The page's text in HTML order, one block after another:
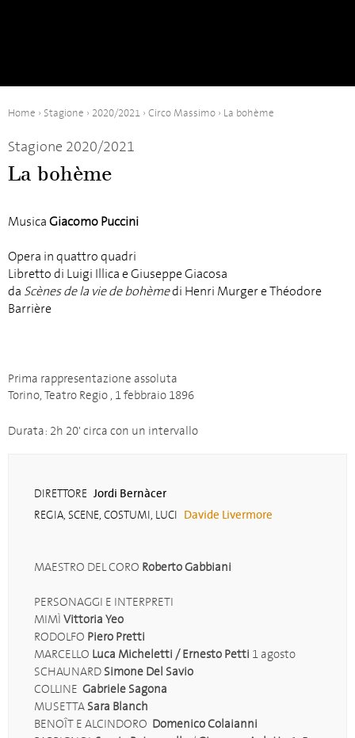
Home › Stagione › 2020/2021 › Circo Massimo › La bohème
Stagione 2020/2021
La bohème
MusicaGiacomo Puccini
Opera in quattro quadri
Libretto di Luigi Illica e Giuseppe Giacosa
da Scènes de la vie de bohèmedi Henri Murger e Théodore
Barrière
Prima rappresentazione assoluta
Torino, Teatro Regio , 1 febbraio 1896
Durata: 2h 20' circa con un intervallo
DIRETTORE Jordi Bernàcer
REGIA, SCENE, COSTUMI, LUCI Davide Livermore
MAESTRO DEL CORO Roberto Gabbiani
PERSONAGGI E INTERPRETI
MIMÌ Vittoria Yeo
RODOLFO Piero Pretti
MARCELLO Luca Micheletti / Ernesto Petti 1 agosto
SCHAUNARD Simone Del Savio
COLLINE Gabriele Sagona
MUSETTA Sara Blanch
BENOÎT E ALCINDORO Domenico Colaianni